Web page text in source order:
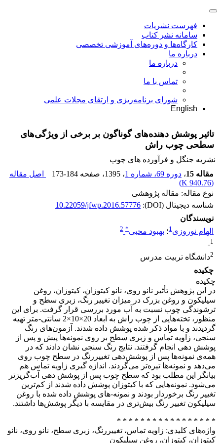
فهرست نشریات
سامانه نشر کتاب
کارگاه‌ها و دوره‌های آموزشی تخصصی
درباره ما
درباره ما
تماس با ما
شورای برنامه‌ریزی و ارتقای مجلات علمی
English
تاثیر پوشش دهنده‌های گوناگون بر برخی از ویژگی‌های
سطحی چوب راش
نشریه جنگل و فرآورده های چوب
مقاله 15
، دوره 69، شماره 1 ، 1395 ، صفحه 173-184
اصل مقاله
(
940.76 K
)
نوع مقاله: مقاله پژوهشی
شناسه دیجیتال (DOI):
10.22059/jfwp.2016.57776
نویسندگان
الهام نوروزی1؛ بهبود محبی*
2
1
-
2دانشگاه تربیت مدرس
چکیده
چکیده
در این پژوهش تأثیر نانو روی، نانو کیتوزان، کیتوزان، روغن
سیلیکون و روغن بزرک در میزان تغییر رنگ، زبری سطح و
ترشوندگی چوب نسبت به آب مورد بررسی قرار گرفت. برای این
منظور، تخته‌هایی از چوب راش به ابعاد 20×10×2 سانتی-متر تهیه
گردیدند و با مواد ذکر شده پوشش داده شدند. آزمون‌های رنگ
سنجی، زاویه تماس و زبری سطح بر روی نمونه‌ها پیش و پس از
پوشش دهی انجام گرفتند. نتایج رنگ سنجی نشان دادند که در
همه‌ی نمونه‌ها پس از پوشش‌دهی تغییررنگ در سطح چوب روی
می‌دهد و نمونه‌ها تیره‌تر می‌گردند. اندازه‌ گیری زاویه تماس هم
بیانگر این مطلب بود که سطح چوب پس از پوشش‌ دهی آب‌گریزتر
می‌شود. نمونه‌هایی که با کیتوزان پوشش داده شدند از کم‌ترین
تغییر رنگ برخوردار بودند و نمونه-های پوشش داده شده با روغن
سیلیکون تغییر رنگ بیش‌تری در مقایسه با دیگر پوشش‌ها داشتند.
* * * * * * * * * * * * * * * * *
واژه‌های کلیدی: زاویه تماس، تغییررنگ، زبری سطح، نانو روی، نانو
کیتوزان، کیتوزان، روغن سیلیکون